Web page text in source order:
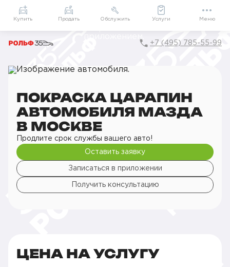
Приложение
Мой РОЛЬФ
Подарки внутри
+7 (495) 785-55-99
Главная
РОЛЬФ Сервис
Сервис Mazda
Кузовной ремонт
Покраска царапин
Покраска царапин автомобиля
ПОКРАСКА ЦАРАПИН
АВТОМОБИЛЯ МАЗДА
В МОСКВЕ
Продлите срок службы вашего авто!
Оставить заявку
Записаться в приложении
Получить консультацию
ЦЕНА НА УСЛУГУ
Купить Продать Обслужить Услуги Меню